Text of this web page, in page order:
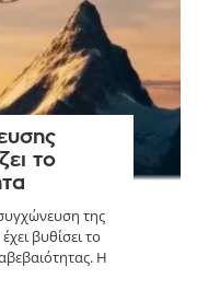
το
της
βυθίσει το
Η